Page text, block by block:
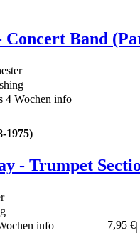
Concert Band
4 Wochen info
1975)
- Trumpet
info 7,95 €